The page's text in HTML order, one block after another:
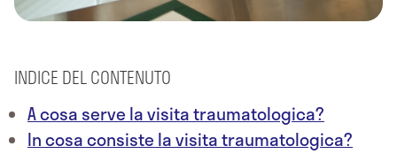
INDICE DEL CONTENUTO
A cosa serve la visita traumatologica?
In cosa consiste la visita traumatologica?